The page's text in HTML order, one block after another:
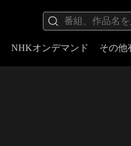
NHKオンデマンド その他